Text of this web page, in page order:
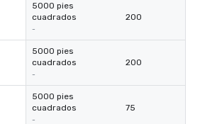
5000 pies
cuadrados
-
200
5000 pies
cuadrados
-
200
5000 pies
cuadrados
-
75